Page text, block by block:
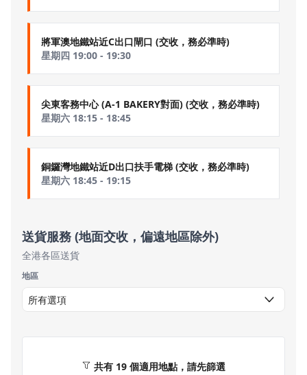
將軍澳地鐵站近C出口閘口 (交收，務必準時)
星期四 19:00 - 19:30
尖東客務中心 (A-1 BAKERY對面) (交收，務必準時)
星期六 18:15 - 18:45
銅鑼灣地鐵站近D出口扶手電梯 (交收，務必準時)
星期六 18:45 - 19:15
送貨服務 (地面交收，偏遠地區除外)
全港各區送貨
地區
共有 19 個適用地點，請先篩選